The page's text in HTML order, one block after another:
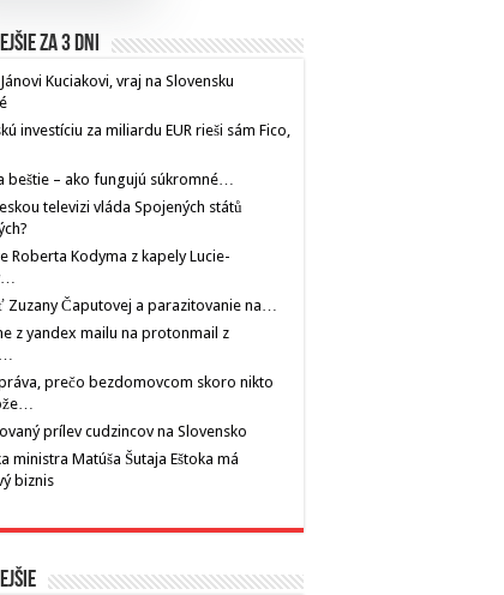
za 3 dni
Kuciakovi, vraj na Slovensku
investíciu za miliardu EUR rieši sám Fico,
beštie – ako fungujú súkromné…
televizi vláda Spojených států
Roberta Kodyma z kapely Lucie-
Zuzany Čaputovej a parazitovanie na…
z yandex mailu na protonmail z
prečo bezdomovcom skoro nikto
prílev cudzincov na Slovensko
ministra Matúša Šutaja Eštoka má
biznis